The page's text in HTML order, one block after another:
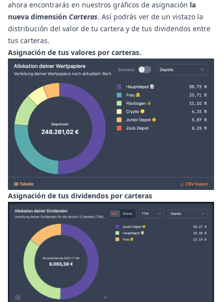
ahora encontrarás en nuestros gráficos de asignación la
nueva dimensión Carteras. Así podrás ver de un vistazo la
distribución del valor de tu cartera y de tus dividendos entre
tus carteras.
Asignación de tus valores por carteras.
Asignación de tus dividendos por carteras